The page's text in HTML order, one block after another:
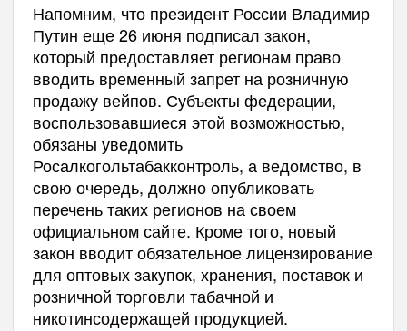
Напомним, что президент России Владимир
Путин еще 26 июня подписал закон,
который предоставляет регионам право
вводить временный запрет на розничную
продажу вейпов. Субъекты федерации,
воспользовавшиеся этой возможностью,
обязаны уведомить
Росалкогольтабакконтроль, а ведомство, в
свою очередь, должно опубликовать
перечень таких регионов на своем
официальном сайте. Кроме того, новый
закон вводит обязательное лицензирование
для оптовых закупок, хранения, поставок и
розничной торговли табачной и
никотинсодержащей продукцией.